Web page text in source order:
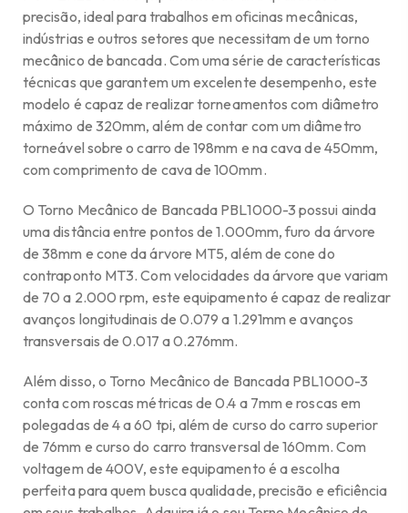
precisão, ideal para trabalhos em oficinas mecânicas,
indústrias e outros setores que necessitam de um torno
mecânico de bancada. Com uma série de características
técnicas que garantem um excelente desempenho, este
modelo é capaz de realizar torneamentos com diâmetro
máximo de 320mm, além de contar com um diâmetro
torneável sobre o carro de 198mm e na cava de 450mm,
com comprimento de cava de 100mm.
O Torno Mecânico de Bancada PBL1000-3 possui ainda
uma distância entre pontos de 1.000mm, furo da árvore
de 38mm e cone da árvore MT5, além de cone do
contraponto MT3. Com velocidades da árvore que variam
de 70 a 2.000 rpm, este equipamento é capaz de realizar
avanços longitudinais de 0.079 a 1.291mm e avanços
transversais de 0.017 a 0.276mm.
Além disso, o Torno Mecânico de Bancada PBL1000-3
conta com roscas métricas de 0.4 a 7mm e roscas em
polegadas de 4 a 60 tpi, além de curso do carro superior
de 76mm e curso do carro transversal de 160mm. Com
voltagem de 400V, este equipamento é a escolha
perfeita para quem busca qualidade, precisão e eficiência